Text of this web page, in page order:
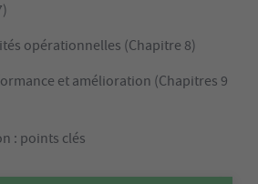
opérationnelles (Chapitre 8)
et amélioration (Chapitres 9
: points clés